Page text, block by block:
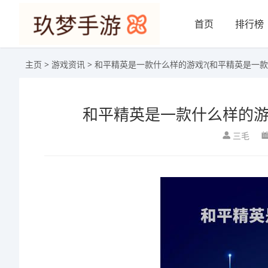
首页 排行榜
主页 > 游戏资讯 > 和平精英是一款什么样的游戏?(和平精英是一
和平精英是一款什么样的
三毛